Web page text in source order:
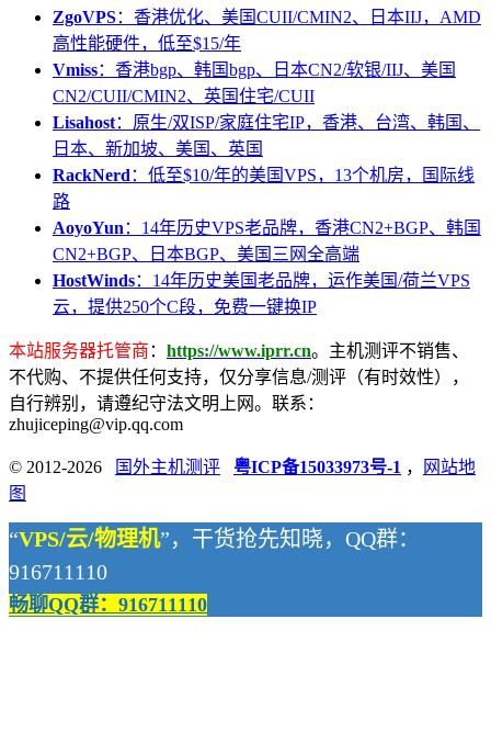
ZgoVPS：香港优化、美国CUII/CMIN2、日本IIJ，AMD
高性能硬件，低至$15/年
Vmiss：香港bgp、韩国bgp、日本CN2/软银/IIJ、美国
CN2/CUII/CMIN2、英国住宅/CUII
Lisahost：原生/双ISP/家庭住宅IP，香港、台湾、韩国、
日本、新加坡、美国、英国
RackNerd ：低至$10/年的美国VPS，13个机房，国际线
路
AoyoYun ：14年历史VPS老品牌，香港CN2+BGP、韩国
CN2+BGP、日本BGP、美国三网全高端
HostWinds：14年历史美国老品牌，运作美国/荷兰VPS
云，提供250个C段，免费一键换IP
本站服务器托管商 ： https://www.iprr.cn。主机测评不销售、
不代购、不提供任何支持，仅分享信息/测评（有时效性），
自行辨别，请遵纪守法文明上网。联系：
zhujiceping@vip.qq.com
© 2012-2026 国外主机测评 粤ICP备15033973号-1 ，
网站地
图
“VPS/云/物理机”，干货抢先知晓，QQ群：
916711110
畅聊QQ群：916711110